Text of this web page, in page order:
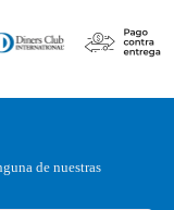
de nuestras